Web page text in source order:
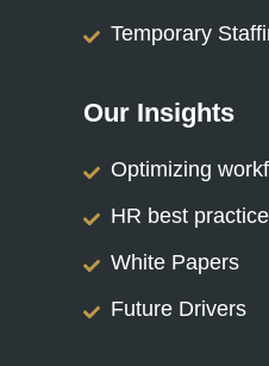
Temporary
Our Insights
Optimizing
HR best
White Papers
Future Drivers